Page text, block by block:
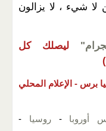
شيء ، لا يزالون
ليصلك كل
)
برس - الإعلام المحلي
أوروبا -روسيا -